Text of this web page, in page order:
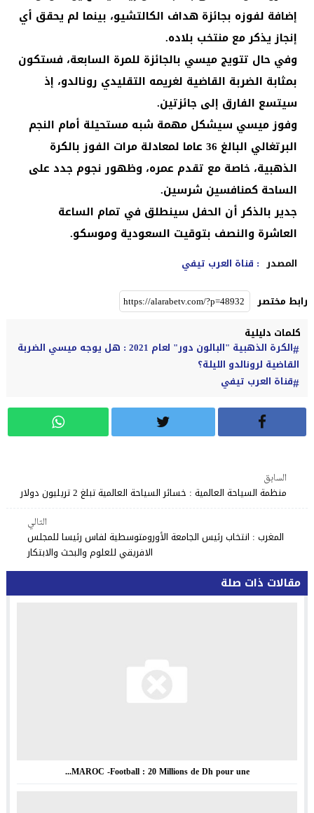
إضافة لفوزه بجائزة هداف الكالتشيو، بينما لم يحقق أي
إنجاز يذكر مع منتخب بلاده.
وفي حال تتويج ميسي بالجائزة للمرة السابعة، فستكون
بمثابة الضربة القاضية لغريمه التقليدي رونالدو، إذ
سيتسع الفارق إلى جائزتين.
وفوز ميسي سيشكل مهمة شبه مستحيلة أمام النجم
البرتغالي البالغ 36 عاما لمعادلة مرات الفوز بالكرة
الذهبية، خاصة مع تقدم عمره، وظهور نجوم جدد على
الساحة كمنافسين شرسين.
جدير بالذكر أن الحفل سينطلق في تمام الساعة
العاشرة والنصف بتوقيت السعودية وموسكو.
المصدر : قناة العرب تيفي
رابط مختصر
كلمات دليلية
الكرة الذهبية "البالون دور" لعام 2021 : هل يوجه ميسي الضربة
القاضية لرونالدو الليلة؟
قناة العرب تيفي
السابق
منظمة السياحة العالمية : خسائر السياحة العالمية تبلغ 2 تريليون دولار
التالي
المغرب : انتخاب رئيس الجامعة الأورومتوسطية لفاس رئيسا للمجلس
الافريقي للعلوم والبحث والابتكار
مقالات ذات صلة
MAROC -Football : 20 Millions de Dh pour une...